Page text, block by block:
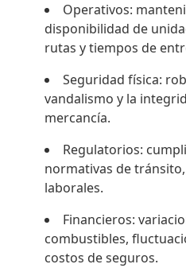
Operativos:
disponibilidad de
rutas y tiempos de
Seguridad física:
vandalismo y la
mercancía.
Regulatorios:
normativas de
laborales.
Financieros:
combustibles,
costos de seguros.